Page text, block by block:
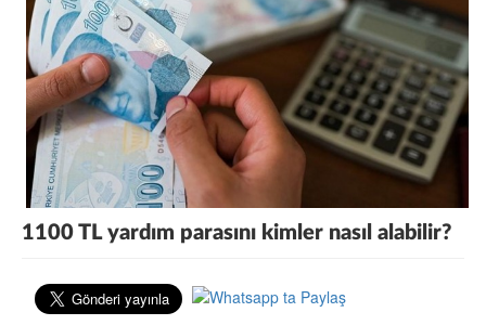
1100 TL yardım parasını kimler nasıl alabilir?